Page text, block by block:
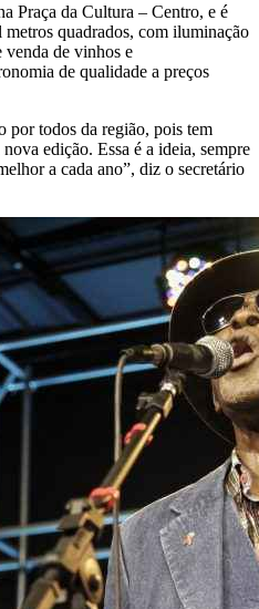
Praça da Cultura – Centro, e é
quadrados, com iluminação
venda de vinhos e
de qualidade a preços
por todos da região, pois tem
edição. Essa é a ideia, sempre
a cada ano”, diz o secretário